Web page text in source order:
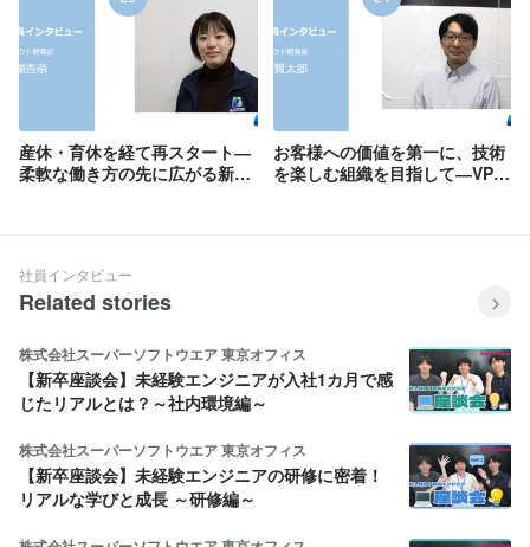
産休・育休を経て再スタート―
柔軟な働き方の先に広がる新た
お客様への価値を第一に、技術
を楽しむ組織を目指して―VP
社員インタビュー
Related stories
株式会社スーパーソフトウエア 東京オフィス
【新卒座談会】未経験エンジニアが入社1カ月で感
じたリアルとは？～社内環境編～
株式会社スーパーソフトウエア 東京オフィス
【新卒座談会】未経験エンジニアの研修に密着！
リアルな学びと成長 ～研修編～